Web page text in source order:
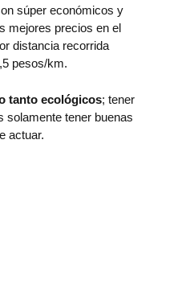
súper económicos y
mejores precios en el
distancia recorrida
pesos/km.
tanto ecológicos; tener
solamente tener buenas
actuar.